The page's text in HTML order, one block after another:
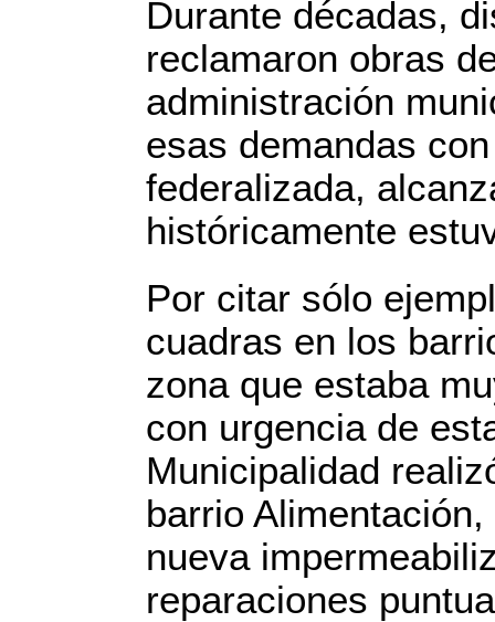
Durante décadas,
reclamaron obras
administración
esas demandas
federalizada,
históricamente
Por citar sólo
cuadras en los
zona que estaba
con urgencia de
Municipalidad
barrio
nueva
reparaciones